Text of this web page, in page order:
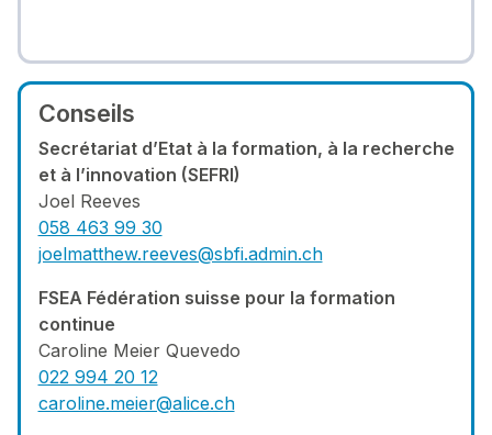
Conseils
Secrétariat d’Etat à la formation, à la recherche
et à l’innovation (SEFRI)
Joel Reeves
058 463 99 30
joelmatthew.reeves@sbfi.admin.ch
FSEA Fédération suisse pour la formation
continue
Caroline Meier Quevedo
022 994 20 12
caroline.meier@alice.ch